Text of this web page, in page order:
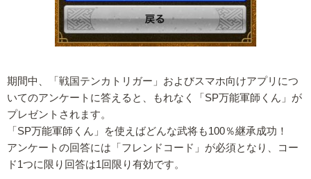
期間中、「戦国テンカトリガー」およびスマホ向けアプリにつ
いてのアンケートに答えると、もれなく「SP万能軍師くん」が
プレゼントされます。
「SP万能軍師くん」を使えばどんな武将も100％継承成功！
アンケートの回答には「フレンドコード」が必須となり、コー
ド1つに限り回答は1回限り有効です。